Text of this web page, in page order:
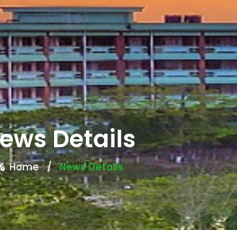
Details
Home News Details